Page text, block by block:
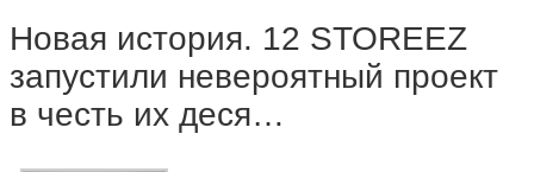
Новая история. 12 STOREEZ
запустили невероятный проект
в честь их деся…